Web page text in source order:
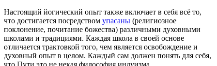
Настоящий йогический опыт также включает в себя всё то,
что достигается посредством упасаны (религиозное
поклонение, почитание божества) различными духовными
школами и традициями. Каждая школа в своей основе
отличается трактовкой того, чем является освобождение и
духовный опыт в целом. Каждый сам должен понять для себя,
что Пути это не некая философия индуизма.